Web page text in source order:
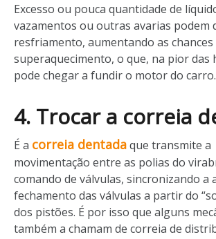
Excesso ou pouca quantidade de
vazamentos ou outras avarias podem
resfriamento, aumentando as chances
superaquecimento, o que, na pior das
pode chegar a fundir o motor do carro.
4. Trocar a correia
É a correia dentadaque transmite a
movimentação entre as polias do
comando de válvulas, sincronizando a
fechamento das válvulas a partir do
dos pistões. É por isso que alguns
também a chamam de correia de